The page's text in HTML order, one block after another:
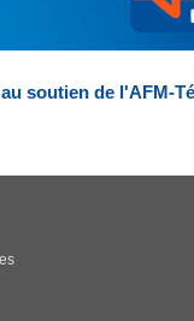
soutien de l'AFM-